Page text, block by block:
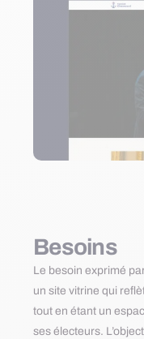
Besoins
Le besoin exprimé
un site vitrine qui
tout en étant un
ses électeurs.